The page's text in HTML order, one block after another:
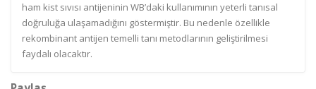
ham kist sıvısı antijeninin WB’daki kullanımının yeterli tanısal
doğruluğa ulaşamadığını göstermiştir. Bu nedenle özellikle
rekombinant antijen temelli tanı metodlarının geliştirilmesi
faydalı olacaktır.